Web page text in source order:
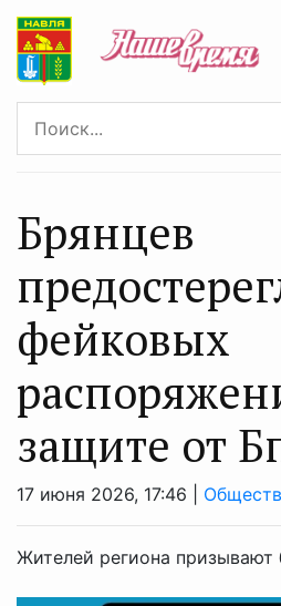
Брянцев
фейковых
защите от
17 июня 2026, 17:46 |
Жителей региона